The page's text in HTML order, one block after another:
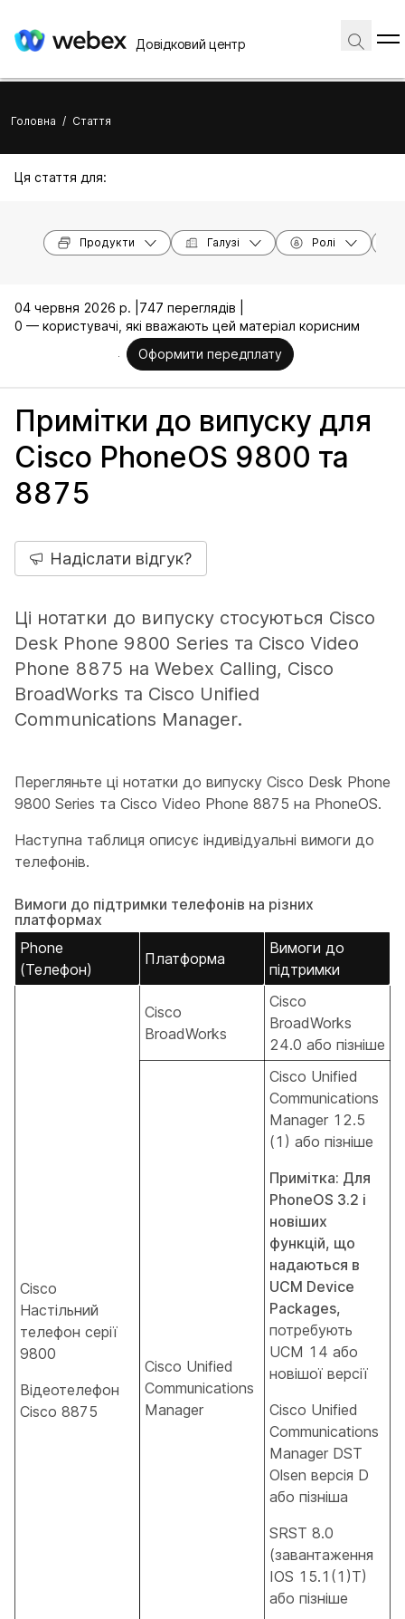
Довідковий центр
Головна / Стаття
Ця стаття для:
Продукти Галузі Ролі
04 червня 2026 р. | 747 переглядів |
0 — користувачі, які вважають цей матеріал корисним
Оформити передплату
Примітки до випуску для
Cisco PhoneOS 9800 та
8875
Надіслати відгук?
Ці нотатки до випуску стосуються Cisco
Desk Phone 9800 Series та Cisco Video
Phone 8875 на Webex Calling, Cisco
BroadWorks та Cisco Unified
Communications Manager.
Перегляньте ці нотатки до випуску Cisco Desk Phone
9800 Series та Cisco Video Phone 8875 на PhoneOS.
Наступна таблиця описує індивідуальні вимоги до
телефонів.
Вимоги до підтримки телефонів на різних
платформах
Phone
(Телефон)
Платформа
Вимоги до
підтримки
Cisco
Настільний
телефон серії
9800
Відеотелефон
Cisco 8875
Cisco
BroadWorks
Cisco
BroadWorks
24.0 або пізніше
Cisco Unified
Communications
Manager
Cisco Unified
Communications
Manager 12.5
(1) або пізніше
Примітка: Для
PhoneOS 3.2 і
новіших
функцій, що
надаються в
UCM Device
Packages,
потребують
UCM 14 або
новішої версії
Cisco Unified
Communications
Manager DST
Olsen версія D
або пізніша
SRST 8.0
(завантаження
IOS 15.1(1)T)
або пізніше